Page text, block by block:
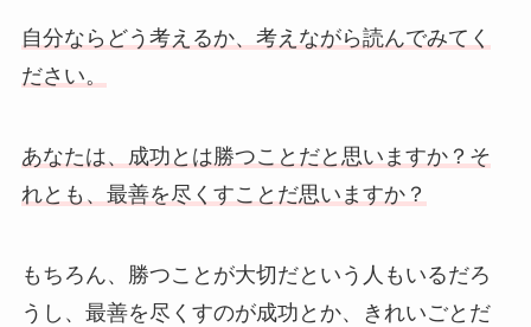
自分ならどう考えるか、考えながら読んでみてく
ださい。
あなたは、成功とは勝つことだと思いますか？そ
れとも、最善を尽くすことだ思いますか？
もちろん、勝つことが大切だという人もいるだろ
うし、最善を尽くすのが成功とか、きれいごとだ